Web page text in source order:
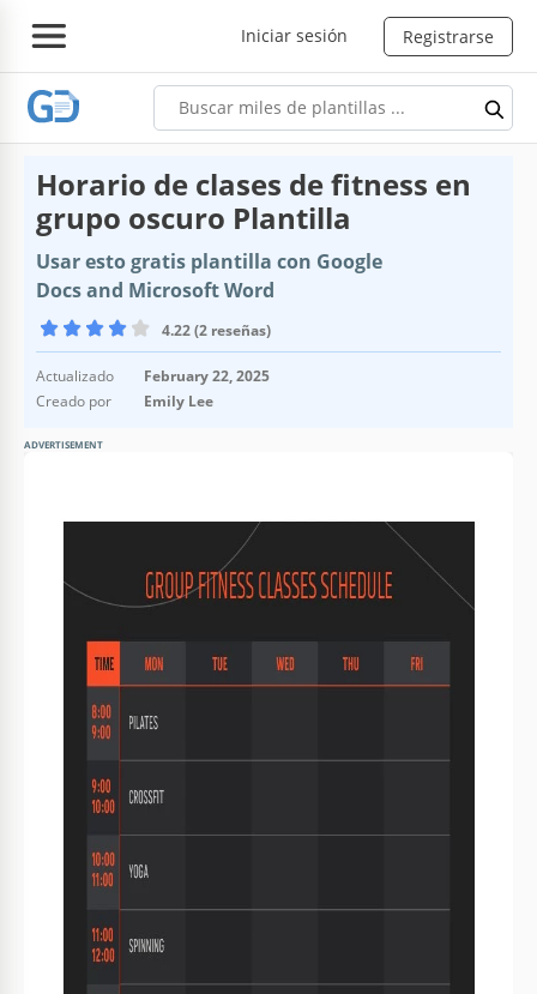
Iniciar sesión Registrarse
Horario de clases de fitness en
grupo oscuro Plantilla
Usar esto gratis plantilla con Google
Docs and Microsoft Word
4.22 (2 reseñas)
Actualizado
February 22, 2025
Creado por
Emily Lee
ADVERTISEMENT